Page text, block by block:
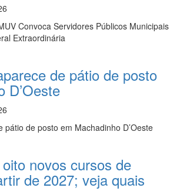
Convoca Servidores Públicos Municipais
Extraordinária
de pátio de posto
D’Oeste
de posto em Machadinho D’Oeste
novos cursos de
de 2027; veja quais